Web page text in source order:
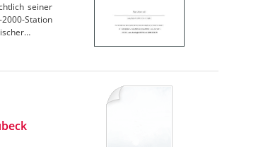
seiner
Station